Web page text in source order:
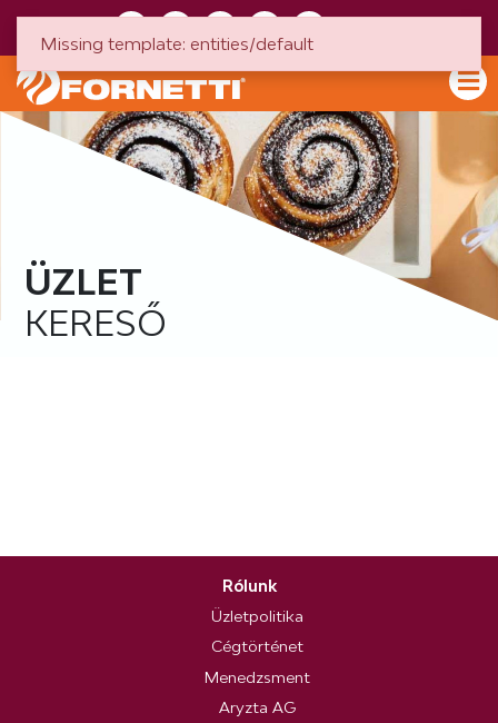
ÜZLET
KERESŐ
Rólunk
Üzletpolitika
Cégtörténet
Menedzsment
Aryzta AG
Missing template: entities/default